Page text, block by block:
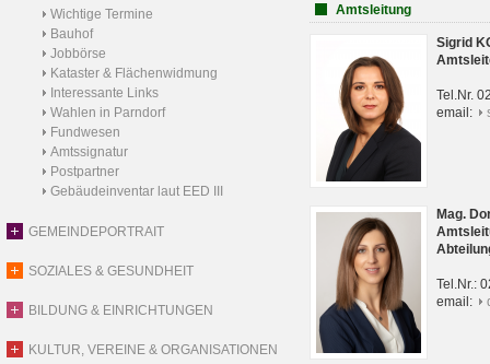
Wichtige Termine
Bauhof
Jobbörse
Kataster & Flächenwidmung
Interessante Links
Wahlen in Parndorf
Fundwesen
Amtssignatur
Postpartner
Gebäudeinventar laut EED III
GEMEINDEPORTRAIT
SOZIALES & GESUNDHEIT
BILDUNG & EINRICHTUNGEN
KULTUR, VEREINE & ORGANISATIONEN
Amtsleitung
Sigrid
Tel.Nr.
email:
Mag.
Tel.Nr.:
email: